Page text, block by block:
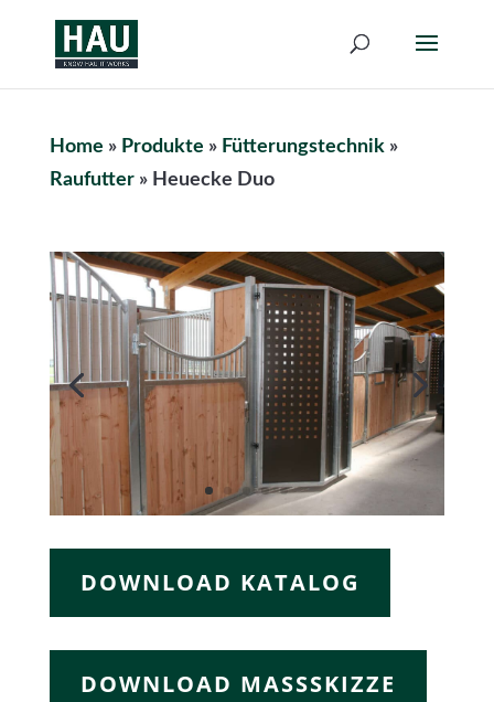
Home » Produkte » Fütterungstechnik»
Raufutter» Heuecke Duo
DOWNLOAD KATALOG
DOWNLOAD MASSSKIZZE